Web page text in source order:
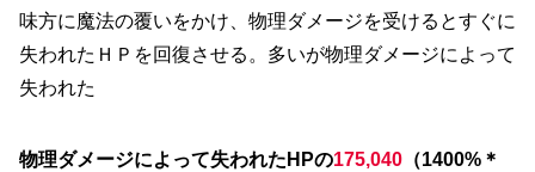
味方に魔法の覆いをかけ、物理ダメージを受けるとすぐに
失われたＨＰを回復させる。多いが物理ダメージによって
失われた
物理ダメージによって失われたHPの175,040 （1400%＊